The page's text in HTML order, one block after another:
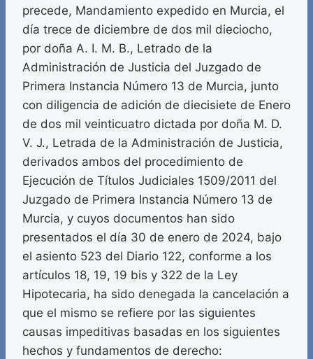
precede, Mandamiento expedido en Murcia, el
día trece de diciembre de dos mil dieciocho,
por doña A. I. M. B., Letrado de la
Administración de Justicia del Juzgado de
Primera Instancia Número 13 de Murcia, junto
con diligencia de adición de diecisiete de Enero
de dos mil veinticuatro dictada por doña M. D.
V. J., Letrada de la Administración de Justicia,
derivados ambos del procedimiento de
Ejecución de Títulos Judiciales 1509/2011 del
Juzgado de Primera Instancia Número 13 de
Murcia, y cuyos documentos han sido
presentados el día 30 de enero de 2024, bajo
el asiento 523 del Diario 122, conforme a los
artículos 18, 19, 19 bis y 322 de la Ley
Hipotecaria, ha sido denegada la cancelación a
que el mismo se refiere por las siguientes
causas impeditivas basadas en los siguientes
hechos y fundamentos de derecho: